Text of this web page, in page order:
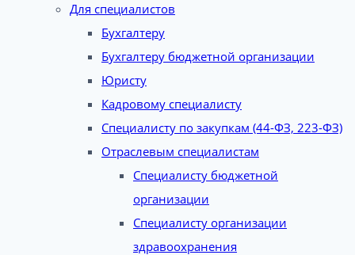
Для специалистов
Бухгалтеру
Бухгалтеру бюджетной организации
Юристу
Кадровому специалисту
Специалисту по закупкам (44-ФЗ, 223-ФЗ)
Отраслевым специалистам
Специалисту бюджетной
организации
Специалисту организации
здравоохранения